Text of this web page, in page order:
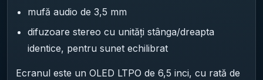
mufă audio de 3,5 mm
difuzoare stereo cu unități stânga/dreapta
identice, pentru sunet echilibrat
Ecranul este un OLED LTPO de 6,5 inci, cu rată de